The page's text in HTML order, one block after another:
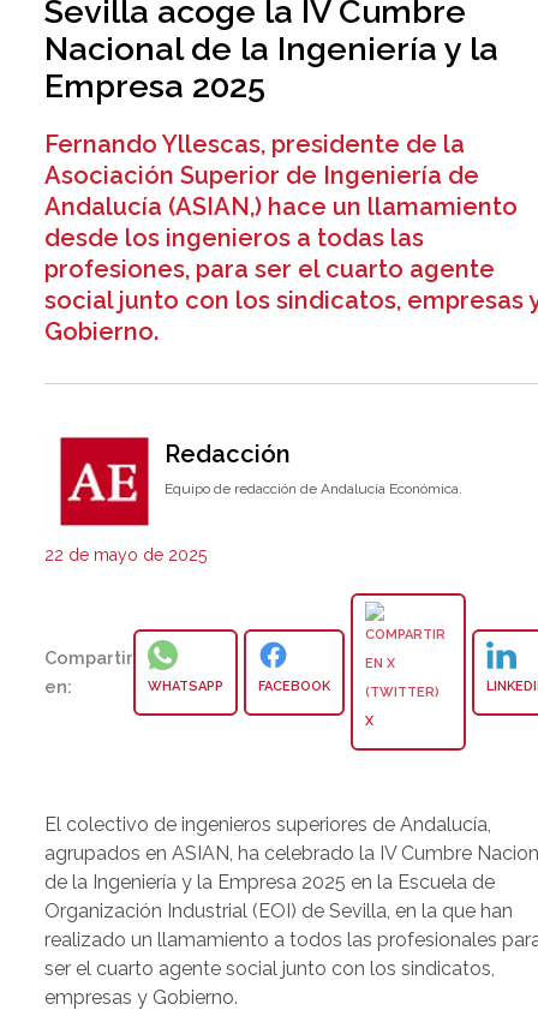
Sevilla acoge la IV Cumbre
Nacional de la Ingeniería y la
Empresa 2025
Fernando Yllescas, presidente de la
Asociación Superior de Ingeniería de
Andalucía (ASIAN,) hace un llamamiento
desde los ingenieros a todas las
profesiones, para ser el cuarto agente
social junto con los sindicatos, empresas
Gobierno.
Redacción
Equipo de redacción de Andalucía Económica.
22 de mayo de 2025
Compartir
en:
WHATSAPP FACEBOOK
X
El colectivo de ingenieros superiores de Andalucía,
agrupados en ASIAN, ha celebrado la IV Cumbre
de la Ingeniería y la Empresa 2025 en la Escuela de
Organización Industrial (EOI) de Sevilla, en la que han
realizado un llamamiento a todos las profesionales
ser el cuarto agente social junto con los sindicatos,
empresas y Gobierno.